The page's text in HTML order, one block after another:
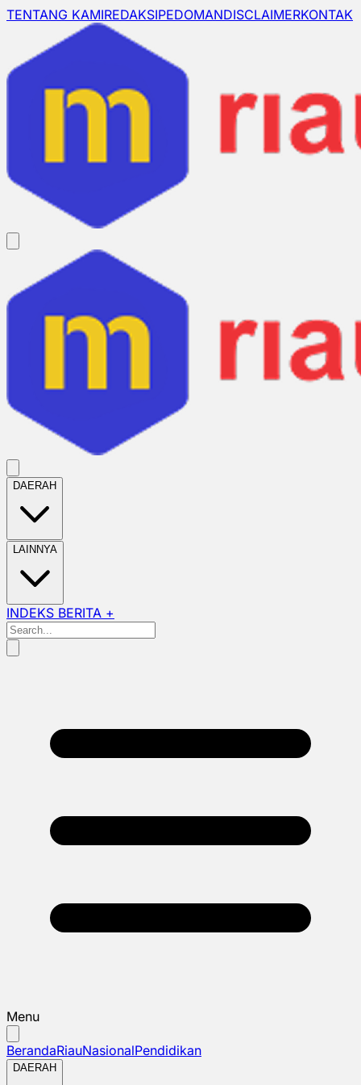
TENTANG KAMIREDAKSIPEDOMANDISCLAIMERKONTAK
DAERAH
LAINNYA
INDEKS BERITA +
Menu
BerandaRiauNasionalPendidikan
DAERAH